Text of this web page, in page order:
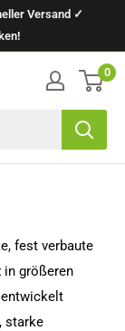
Versand ✓
0
fest verbaute
in größeren
entwickelt
starke